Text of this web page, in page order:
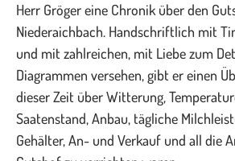
Herr Gröger eine Chronik über den
Niederaichbach. Handschriftlich mit
und mit zahlreichen, mit Liebe zum
Diagrammen versehen, gibt er einen
dieser Zeit über Witterung,
Saatenstand, Anbau, tägliche
Gehälter, An- und Verkauf und all die